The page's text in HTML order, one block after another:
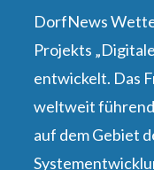
DorfNews
Projekts
entwickelt. Das
weltweit
auf dem Gebiet